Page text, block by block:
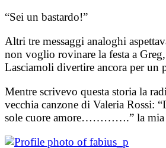
“Sei un bastardo!”
Altri tre messaggi analoghi
non voglio rovinare la festa a
Lasciamoli divertire ancora per un
Mentre scrivevo questa storia la
vecchia canzone di Valeria Rossi:
sole cuore amore………….” la mia